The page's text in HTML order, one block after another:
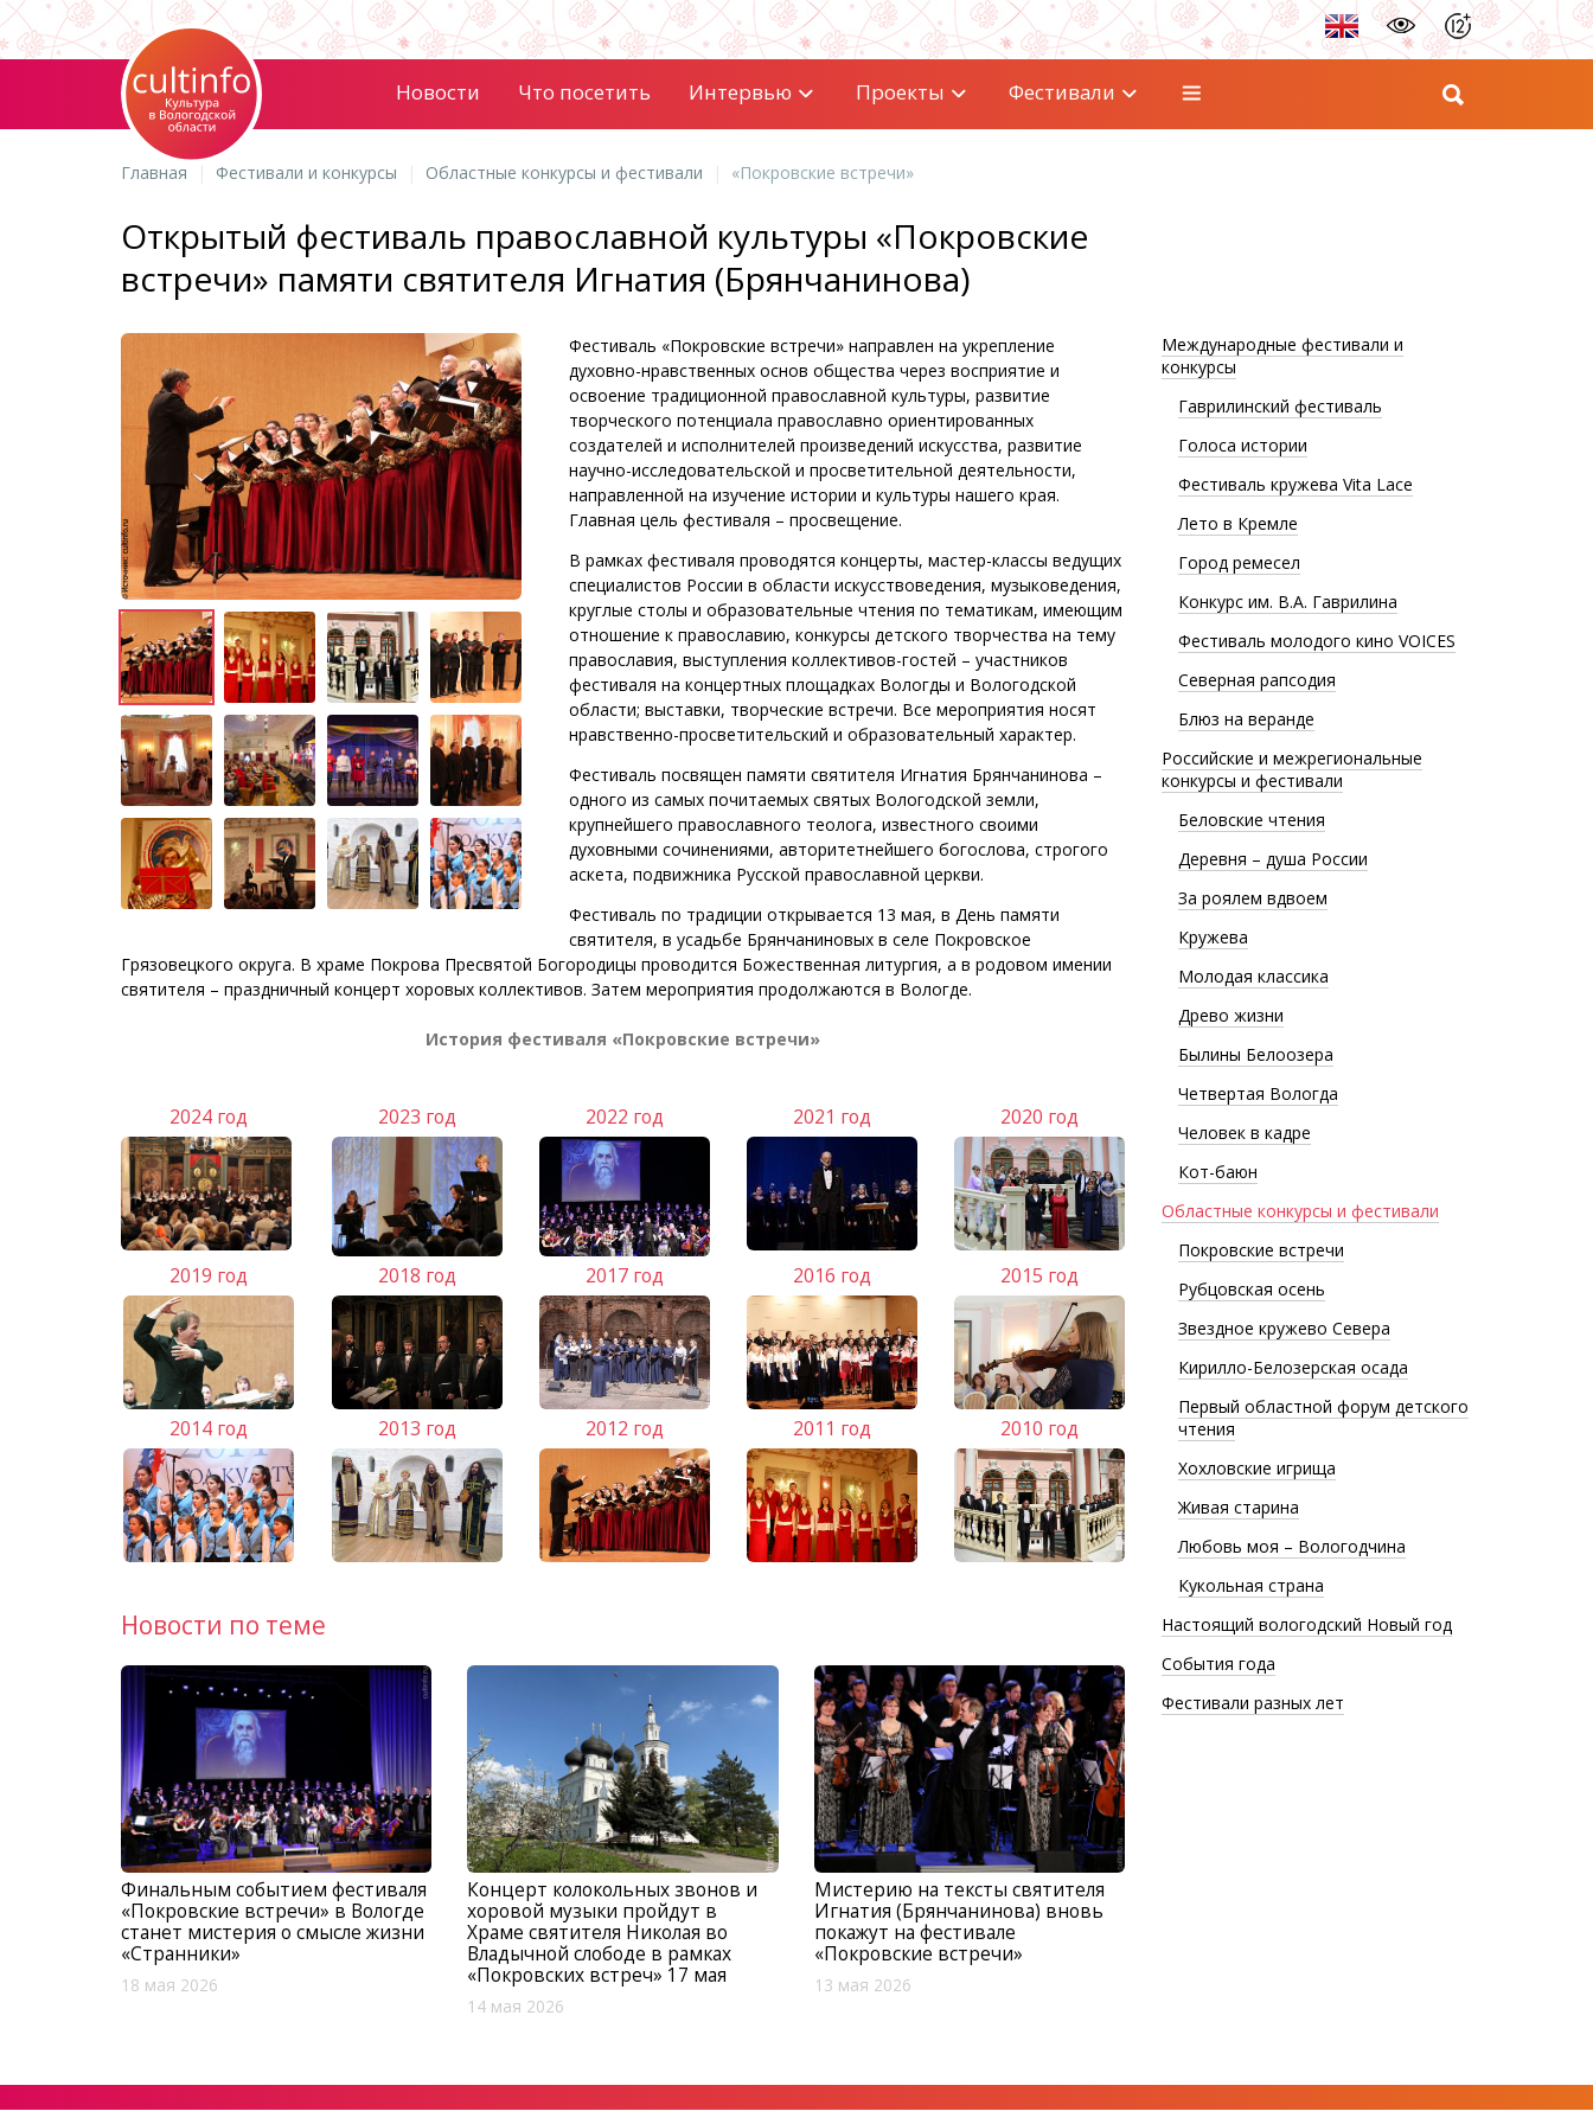
Новости Что посетить Интервью Проекты Фестивали
Главная Фестивали и конкурсы Областные конкурсы и фестивали «Покровские встречи»
Открытый фестиваль православной культуры «Покровские
встречи» памяти святителя Игнатия (Брянчанинова)
Фестиваль «Покровские встречи» направлен на укрепление
духовно-нравственных основ общества через восприятие и
освоение традиционной православной культуры, развитие
творческого потенциала православно ориентированных
создателей и исполнителей произведений искусства, развитие
научно-исследовательской и просветительной деятельности,
направленной на изучение истории и культуры нашего края.
Главная цель фестиваля – просвещение.
В рамках фестиваля проводятся концерты, мастер-классы ведущих
специалистов России в области искусствоведения, музыковедения,
круглые столы и образовательные чтения по тематикам, имеющим
отношение к православию, конкурсы детского творчества на тему
православия, выступления коллективов-гостей – участников
фестиваля на концертных площадках Вологды и Вологодской
области; выставки, творческие встречи. Все мероприятия носят
нравственно-просветительский и образовательный характер.
Фестиваль посвящен памяти святителя Игнатия Брянчанинова –
одного из самых почитаемых святых Вологодской земли,
крупнейшего православного теолога, известного своими
духовными сочинениями, авторитетнейшего богослова, строгого
аскета, подвижника Русской православной церкви.
Фестиваль по традиции открывается 13 мая, в День памяти
святителя, в усадьбе Брянчаниновых в селе Покровское
Грязовецкого округа. В храме Покрова Пресвятой Богородицы проводится Божественная литургия, а в родовом имении
святителя – праздничный концерт хоровых коллективов. Затем мероприятия продолжаются в Вологде.
История фестиваля «Покровские встречи»
2024 год 2023 год 2022 год 2021 год 2020 год
2019 год 2018 год 2017 год 2016 год 2015 год
2014 год 2013 год 2012 год 2011 год 2010 год
Новости по теме
Финальным событием фестиваля
«Покровские встречи» в Вологде
станет мистерия о смысле жизни
«Странники»
18 мая 2026
Концерт колокольных звонов и
хоровой музыки пройдут в
Храме святителя Николая во
Владычной слободе в рамках
«Покровских встреч» 17 мая
14 мая 2026
Мистерию на тексты святителя
Игнатия (Брянчанинова) вновь
покажут на фестивале
«Покровские встречи»
13 мая 2026
Международные фестивали и
конкурсы
Гаврилинский фестиваль
Голоса истории
Фестиваль кружева Vita Lace
Лето в Кремле
Город ремесел
Конкурс им. В.А. Гаврилина
Фестиваль молодого кино VOICES
Северная рапсодия
Блюз на веранде
Российские и межрегиональные
конкурсы и фестивали
Беловские чтения
Деревня – душа России
За роялем вдвоем
Кружева
Молодая классика
Древо жизни
Былины Белоозера
Четвертая Вологда
Человек в кадре
Кот-баюн
Областные конкурсы и фестивали
Покровские встречи
Рубцовская осень
Звездное кружево Севера
Кирилло-Белозерская осада
Первый областной форум детского
чтения
Хохловские игрища
Живая старина
Любовь моя – Вологодчина
Кукольная страна
Настоящий вологодский Новый год
События года
Фестивали разных лет